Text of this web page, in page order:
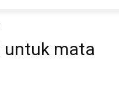
untuk mata